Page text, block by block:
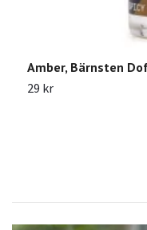
Amber, Bärnsten
29 kr